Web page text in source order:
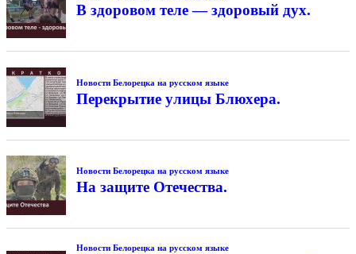
В здоровом теле — здоровый дух.
Новости Белорецка на русском языке
Перекрытие улицы Блюхера.
Новости Белорецка на русском языке
На защите Отечества.
Новости Белорецка на русском языке